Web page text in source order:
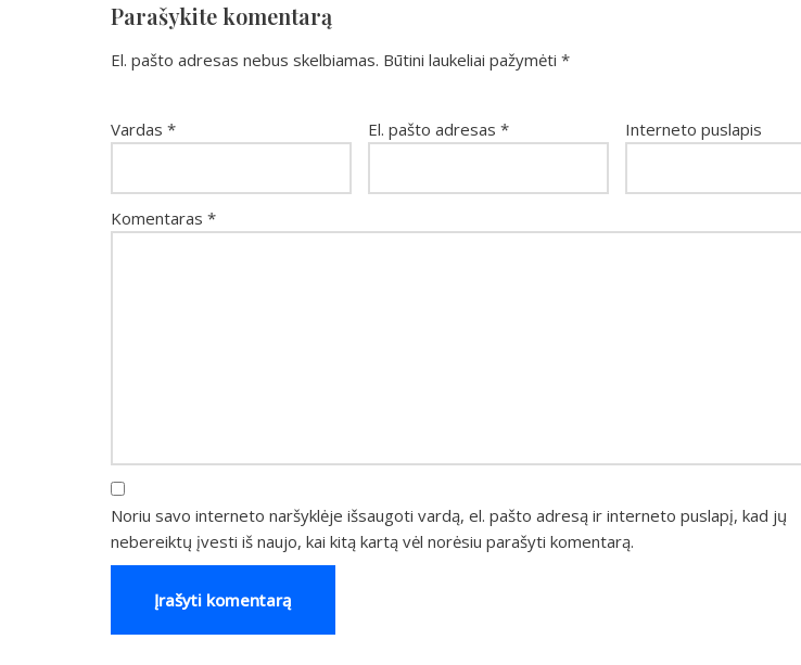
Parašykite komentarą
El. pašto adresas nebus skelbiamas. Būtini laukeliai pažymėti *
Vardas * El. pašto adresas * Interneto puslapis
Komentaras *
Noriu savo interneto naršyklėje išsaugoti vardą, el. pašto adresą ir interneto puslapį, kad jų
nebereiktų įvesti iš naujo, kai kitą kartą vėl norėsiu parašyti komentarą.